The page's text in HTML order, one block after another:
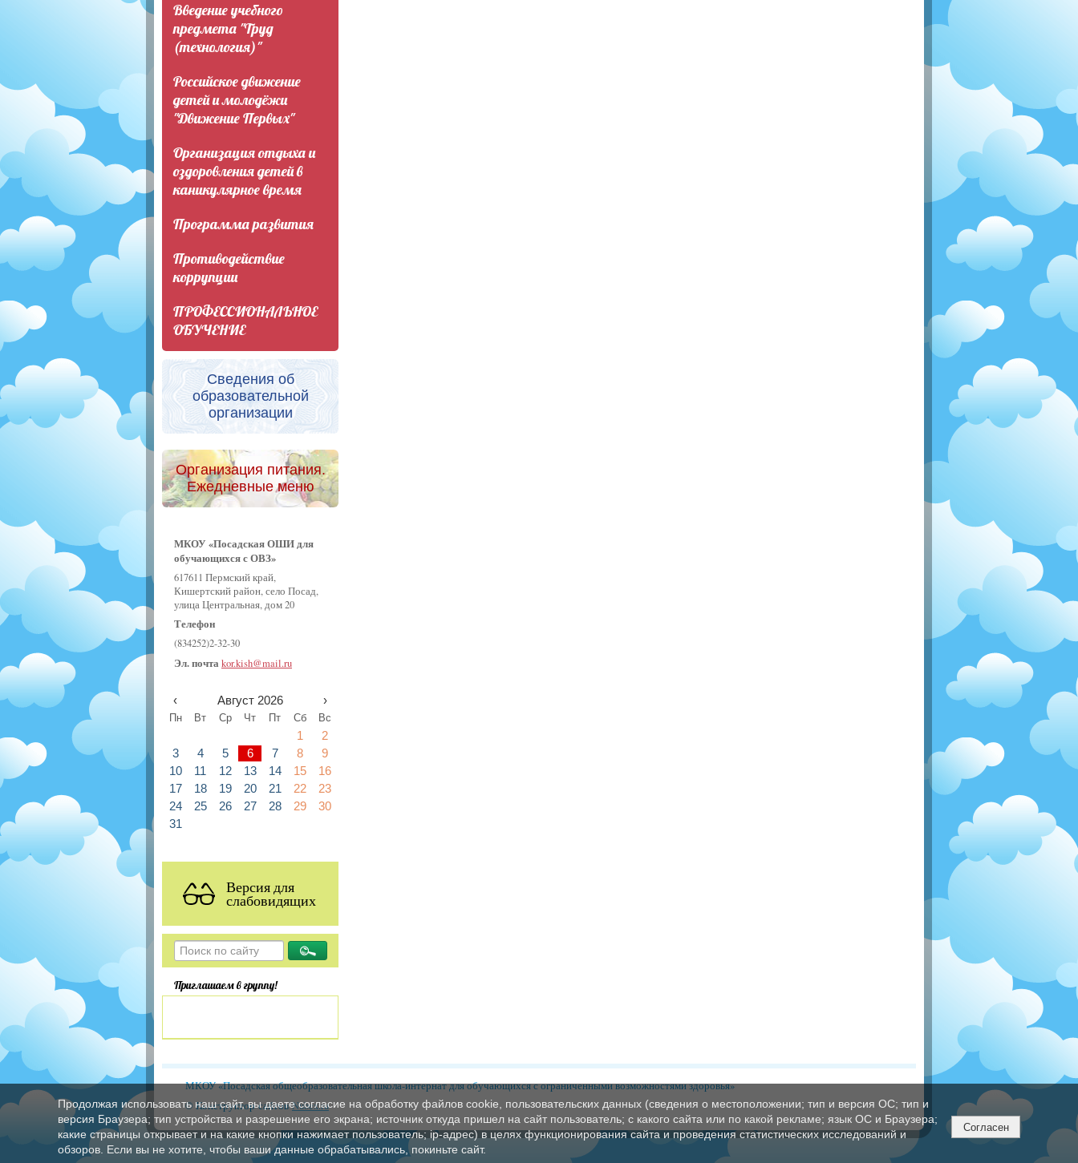
Введение учебного
предмета "Труд
(технология)"
Российское движение
детей и молодёжи
"Движение Первых"
Организация отдыха и
оздоровления детей в
каникулярное время
Программа развития
Противодействие
коррупции
ПРОФЕССИОНАЛЬНОЕ
ОБУЧЕНИЕ
Сведения об
образовательной
организации
Организация питания.
Ежедневные меню
МКОУ «Посадская ОШИ для
обучающихся с ОВЗ»
617611 Пермский край,
Кишертский район, село Посад,
улица Центральная, дом 20
Телефон
(834252)2-32-30
Эл. почта kor.kish@mail.ru
‹ Август 2026 ›
Пн Вт Ср Чт Пт Сб Вс
1
2
3
4 5 6 7 8
9
10
11 12 13 14 15
16
17
18 19 20 21 22
23
24
25 26 27 28 29
30
31
Версия для
слабовидящих
Приглашаем в группу!
МКОУ «Посадская общеобразовательная школа-интернат для обучающихся с ограниченными возможностями здоровья»
© Конструктор сайтовNubex.ru
Продолжая использовать наш сайт, вы даете согласие на обработку файлов cookie, пользовательских данных (сведения о местоположении; тип и версия ОС; тип и
версия Браузера; тип устройства и разрешение его экрана; источник откуда пришел на сайт пользователь; с какого сайта или по какой рекламе; язык ОС и Браузера;
какие страницы открывает и на какие кнопки нажимает пользователь; ip-адрес) в целях функционирования сайта и проведения статистических исследований и
обзоров. Если вы не хотите, чтобы ваши данные обрабатывались, покиньте сайт.
Согласен